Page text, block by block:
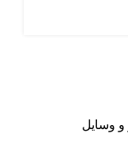
و وسایل